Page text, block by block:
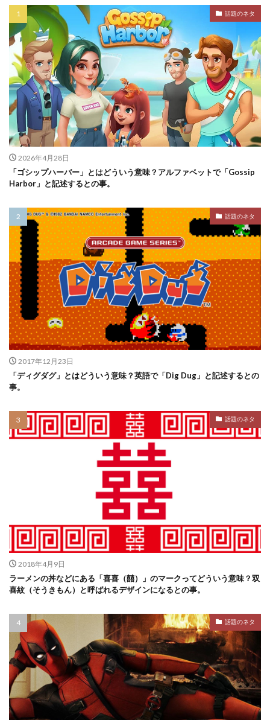
話題のネタ
2026年4月28日
「ゴシップハーバー」とはどういう意味？アルファベットで「Gossip
Harbor」と記述するとの事。
話題のネタ
2017年12月23日
「ディグダグ」とはどういう意味？英語で「Dig Dug」と記述するとの
事。
話題のネタ
2018年4月9日
ラーメンの丼などにある「喜喜（囍）」のマークってどういう意味？双
喜紋（そうきもん）と呼ばれるデザインになるとの事。
話題のネタ